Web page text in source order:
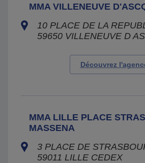
MMA VILLENEUVE
10 PLACE DE LA
59650 VILLENEUVE D
Découvrez
MMA LILLE PLACE
MASSENA
3 PLACE DE
59011 LILLE CEDEX